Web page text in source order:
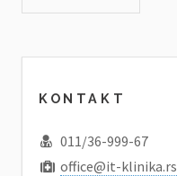
KONTAKT
011/36-999-67
office@it-klinika.rs